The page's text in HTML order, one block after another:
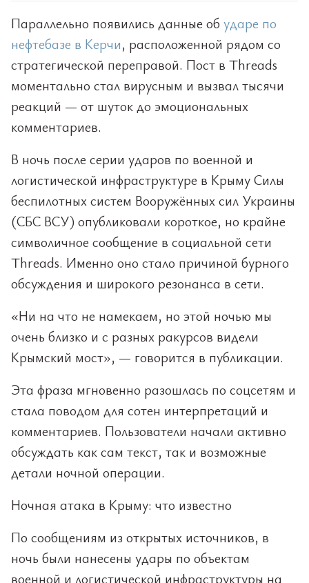
Параллельно появились данные об ударе по
нефтебазе в Керчи, расположенной рядом со
стратегической переправой. Пост в Threads
моментально стал вирусным и вызвал тысячи
реакций — от шуток до эмоциональных
комментариев.
В ночь после серии ударов по военной и
логистической инфраструктуре в Крыму Силы
беспилотных систем Вооружённых сил Украины
(СБС ВСУ) опубликовали короткое, но крайне
символичное сообщение в социальной сети
Threads. Именно оно стало причиной бурного
обсуждения и широкого резонанса в сети.
«Ни на что не намекаем, но этой ночью мы
очень близко и с разных ракурсов видели
Крымский мост», — говорится в публикации.
Эта фраза мгновенно разошлась по соцсетям и
стала поводом для сотен интерпретаций и
комментариев. Пользователи начали активно
обсуждать как сам текст, так и возможные
детали ночной операции.
Ночная атака в Крыму: что известно
По сообщениям из открытых источников, в
ночь были нанесены удары по объектам
военной и логистической инфраструктуры на